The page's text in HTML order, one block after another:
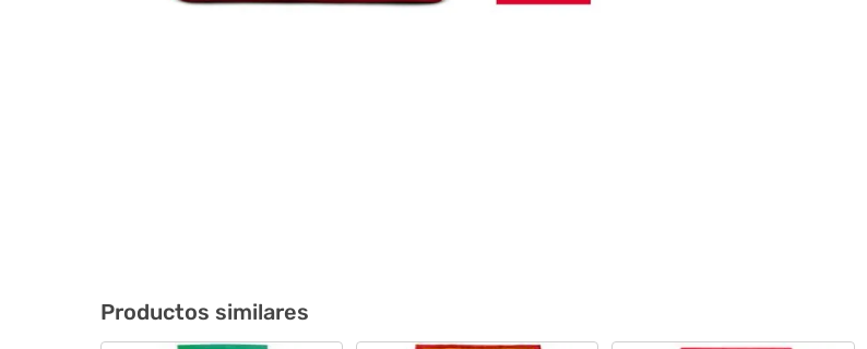
Productos similares